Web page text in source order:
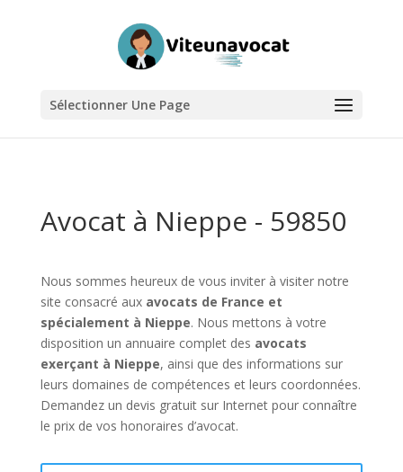
Sélectionner Une Page
Avocat à Nieppe - 59850
Nous sommes heureux de vous inviter à visiter notre
site consacré aux avocats de France et
spécialement à Nieppe. Nous mettons à votre
disposition un annuaire complet des avocats
exerçant à Nieppe, ainsi que des informations sur
leurs domaines de compétences et leurs coordonnées.
Demandez un devis gratuit sur Internet pour connaître
le prix de vos honoraires d’avocat.